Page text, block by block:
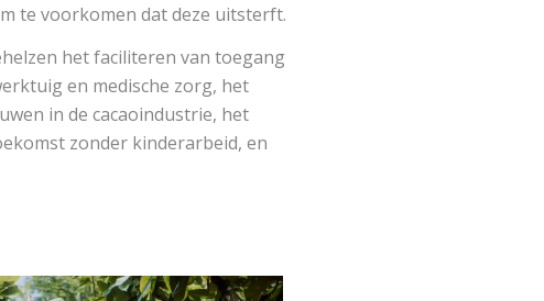
te voorkomen dat deze uitsterft.
het faciliteren van toegang
en medische zorg, het
in de cacaoindustrie, het
zonder kinderarbeid, en